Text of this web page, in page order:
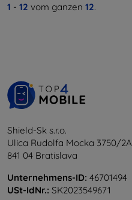
1 - 12 vom ganzen 12.
Shield-Sk s.r.o.
Ulica Rudolfa Mocka 3750/2A
841 04 Bratislava
Unternehmens-ID: 46701494
USt-IdNr.: SK2023549671